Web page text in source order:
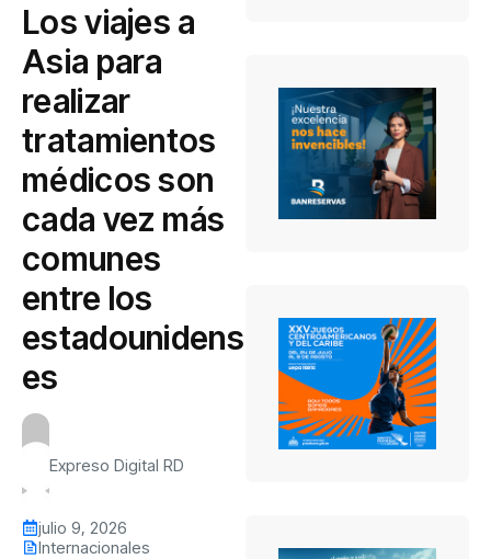
Los viajes a
Asia para
realizar
tratamientos
médicos son
cada vez más
comunes
entre los
estadounidens
es
Expreso Digital RD
julio 9, 2026
Internacionales